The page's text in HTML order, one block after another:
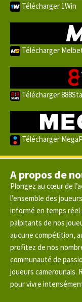
Télécharger 1Win
Télécharger
Télécharger
Télécharger
A propos de
Plongez au cœur de
l’ensemble des
informé en temps
palpitants de nos
aucune compétition,
profitez de nos
communauté de
joueurs camerounais.
pour vivre